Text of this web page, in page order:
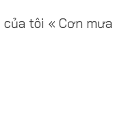
tôi « Cơn